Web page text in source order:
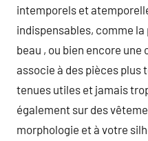
intemporels et
indispensables, comme
beau , ou bien encore une
associe à des pièces plus
tenues utiles et jamais
également sur des
morphologie et à votre